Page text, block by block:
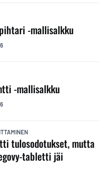
-mallisalkku
-mallisalkku
tulosodotukset, mutta
tabletti jäi